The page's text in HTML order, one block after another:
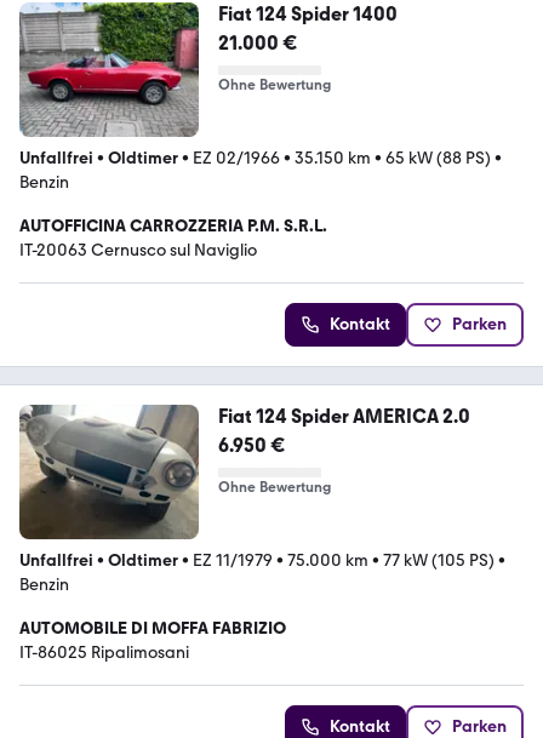
Fiat 124 Spider 1400
21.000 €
Ohne Bewertung
Unfallfrei • Oldtimer• EZ 02/1966• 35.150 km • 65 kW (88 PS) •
Benzin
AUTOFFICINA CARROZZERIA P.M. S.R.L.
IT-20063 Cernusco sul Naviglio
Kontakt Parken
Fiat 124 Spider AMERICA 2.0
6.950 €
Ohne Bewertung
Unfallfrei • Oldtimer• EZ 11/1979 • 75.000 km • 77 kW (105 PS) •
Benzin
AUTOMOBILE DI MOFFA FABRIZIO
IT-86025 Ripalimosani
Kontakt Parken